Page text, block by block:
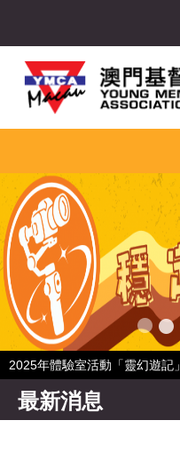
2025年體驗室活動「靈幻遊記」
最新消息